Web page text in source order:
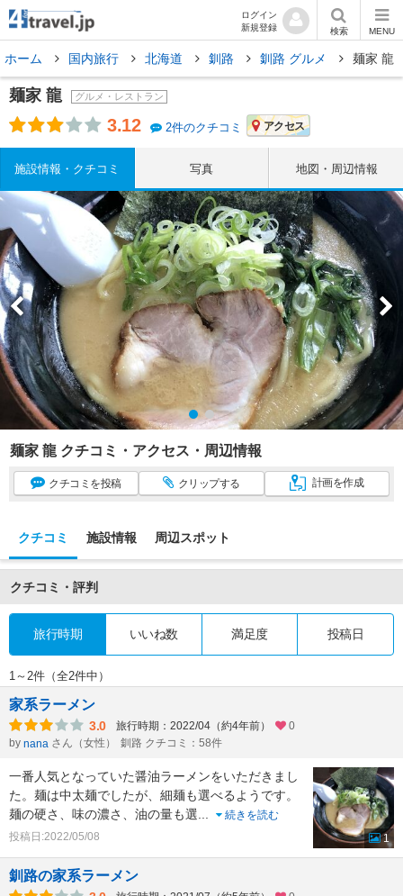
ログイン
新規登録
検索 MENU
ホーム 国内旅行 北海道 釧路 釧路 グルメ 麺家 龍
麺家 龍 グルメ・レストラン
3.12 2件のクチコミ アクセス
施設情報・クチコミ 写真 地図・周辺情報
麺家 龍 クチコミ・アクセス・周辺情報
クチコミ を投稿 クリップする 計画を作成
クチコミ 施設情報 周辺スポット
クチコミ・評判
旅行時期 いいね数 満足度 投稿日
1～2件（全2件中）
家系ラーメン
3.0 旅行時期：2022/04（約4年前）
0
by nana さん（女性） 釧路 クチコミ：58件
一番人気となっていた醤油ラーメンをいただきまし
た。麺は中太麺でしたが、細麺も選べるようです。
麺の硬さ、味の濃さ、油の量も選...
続きを読む
投稿日:2022/05/08
1
釧路の家系ラーメン